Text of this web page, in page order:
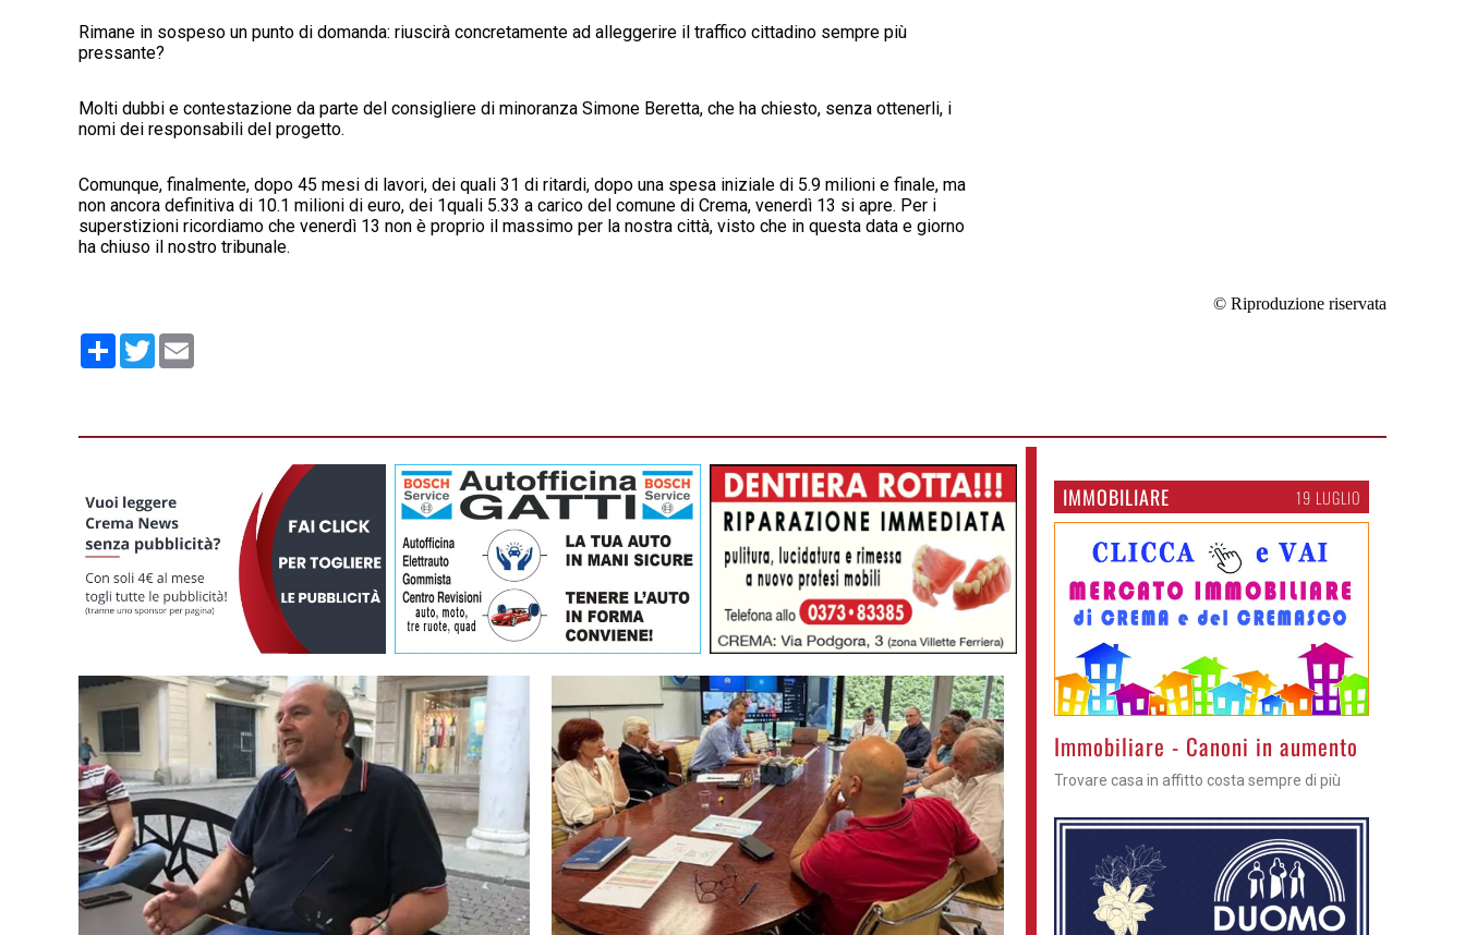
Rimane in sospeso un punto di domanda: riuscirà concretamente ad alleggerire il traffico cittadino sempre più
pressante?
Molti dubbi e contestazione da parte del consigliere di minoranza Simone Beretta, che ha chiesto, senza ottenerli, i
nomi dei responsabili del progetto.
Comunque, finalmente, dopo 45 mesi di lavori, dei quali 31 di ritardi, dopo una spesa iniziale di 5.9 milioni e finale, ma
non ancora definitiva di 10.1 milioni di euro, dei 1quali 5.33 a carico del comune di Crema, venerdì 13 si apre. Per i
superstizioni ricordiamo che venerdì 13 non è proprio il massimo per la nostra città, visto che in questa data e giorno
ha chiuso il nostro tribunale.
© Riproduzione riservata
Condividi
Twitter
IMMOBILIARE 19 LUGLIO
>Immobiliare - Canoni in aumento
Trovare casa in affitto costa sempre di più